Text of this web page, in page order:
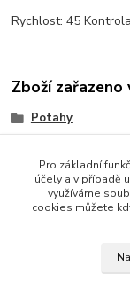
Rychlost: 45
Zboží
Potahy
Pro základní
účely a v případě
využíváme
cookies můžete